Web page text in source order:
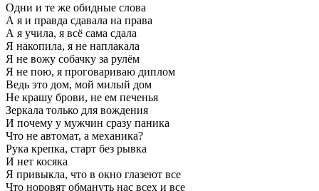
Одни и те же обидные слова
А я и правда сдавала на права
А я учила, я всё сама сдала
Я накопила, я не наплакала
Я не вожу собачку за рулём
Я не пою, я проговариваю диплом
Ведь это дом, мой милый дом
Не крашу брови, не ем печенья
Зеркала только для вождения
И почему у мужчин сразу паника
Что не автомат, а механика?
Рука крепка, старт без рывка
И нет косяка
Я привыкла, что в окно глазеют все
Что норовят обмануть нас всех и все